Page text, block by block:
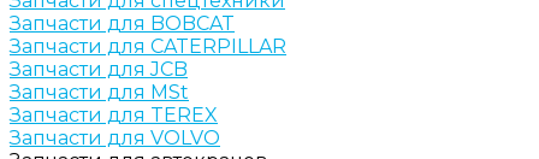
Запчасти для BOBCAT
Запчасти для CATERPILLAR
Запчасти для JCB
Запчасти для MSt
Запчасти для TEREX
Запчасти для VOLVO